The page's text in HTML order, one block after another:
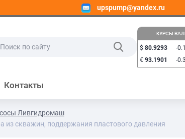
upspump@yandex.ru
КУРСЫ
$ 80.9293
€ 93.1901
-
-
Контакты
Ливгидромаш
скважин, поддержания пластового давления